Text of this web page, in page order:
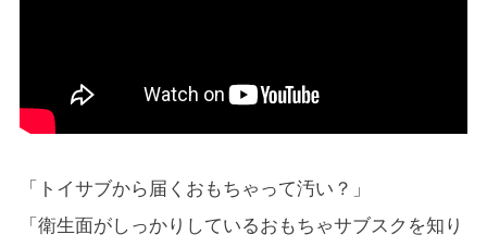
「トイサブから届くおもちゃって汚い？」
「衛生面がしっかりしているおもちゃサブスクを知り